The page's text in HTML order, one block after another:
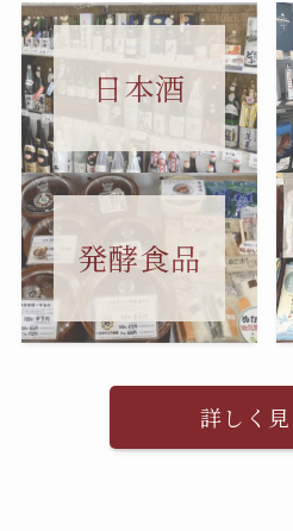
日本酒
発酵食品
詳しく見